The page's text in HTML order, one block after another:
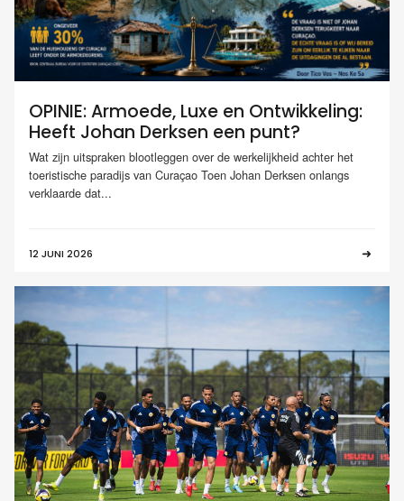
OPINIE: Armoede, Luxe en Ontwikkeling:
Heeft Johan Derksen een punt?
Wat zijn uitspraken blootleggen over de werkelijkheid achter het
toeristische paradijs van Curaçao Toen Johan Derksen onlangs
verklaarde dat...
12 JUNI 2026